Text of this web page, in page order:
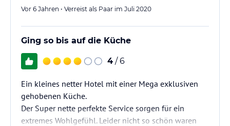
Vor 6 Jahren • Verreist als Paar im Juli 2020
Ging so bis auf die Küche
4 / 6
Ein kleines netter Hotel mit einer Mega exklusiven
gehobenen Küche.
Der Super nette perfekte Service sorgen für ein
extremes Wohlgefühl. Leider nicht so schön waren